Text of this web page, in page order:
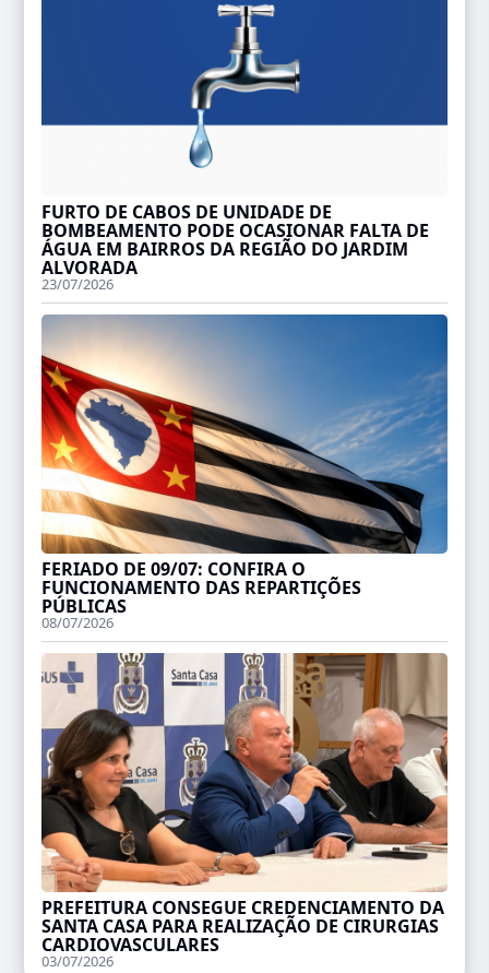
FURTO DE CABOS DE UNIDADE DE
BOMBEAMENTO PODE OCASIONAR FALTA DE
ÁGUA EM BAIRROS DA REGIÃO DO JARDIM
ALVORADA
23/07/2026
FERIADO DE 09/07: CONFIRA O
FUNCIONAMENTO DAS REPARTIÇÕES
PÚBLICAS
08/07/2026
PREFEITURA CONSEGUE CREDENCIAMENTO DA
SANTA CASA PARA REALIZAÇÃO DE CIRURGIAS
CARDIOVASCULARES
03/07/2026